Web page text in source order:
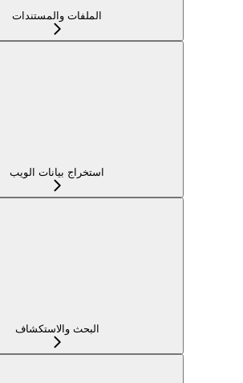
الملفات والمستندات
استخراج بيانات الويب
البحث والاستكشاف